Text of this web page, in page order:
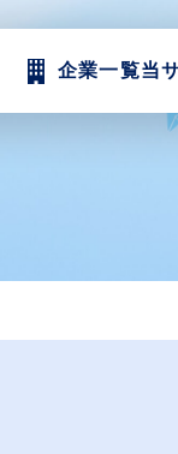
企業一覧当